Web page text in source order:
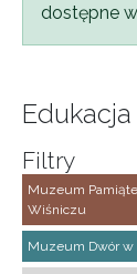
dostępne
Edukacja
Filtry
Muzeum
Wiśniczu
Muzeum Dwór w